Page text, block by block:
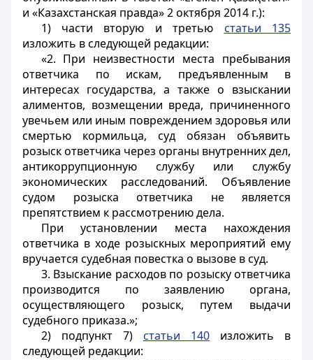
и «Казахстанская правда» 2 октября 2014 г.):
1) части вторую и третью статьи 135
изложить в следующей редакции:
«2. При неизвестности места пребывания
ответчика по искам, предъявленным в
интересах государства, а также о взыскании
алиментов, возмещении вреда, причиненного
увечьем или иным повреждением здоровья или
смертью кормильца, суд обязан объявить
розыск ответчика через органы внутренних дел,
антикоррупционную службу или службу
экономических расследований. Объявление
судом розыска ответчика не является
препятствием к рассмотрению дела.
При установлении места нахождения
ответчика в ходе розыскных мероприятий ему
вручается судебная повестка о вызове в суд.
3. Взыскание расходов по розыску ответчика
производится по заявлению органа,
осуществляющего розыск, путем выдачи
судебного приказа.»;
2) подпункт 7) статьи 140изложить в
следующей редакции: